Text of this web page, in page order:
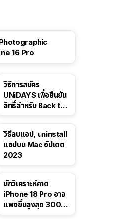
16 Pro
วิธีการสมัคร
UNiDAYS เพื่อยืนยัน
สิทธิ์สำหรับ Back to
วิธีลบแอป, uninstall
แอปบน Mac อัปเดต
2023
นักวิเคราะห์คาด
iPhone 18 Pro อาจ
แพงขึ้นสูงสุด 300